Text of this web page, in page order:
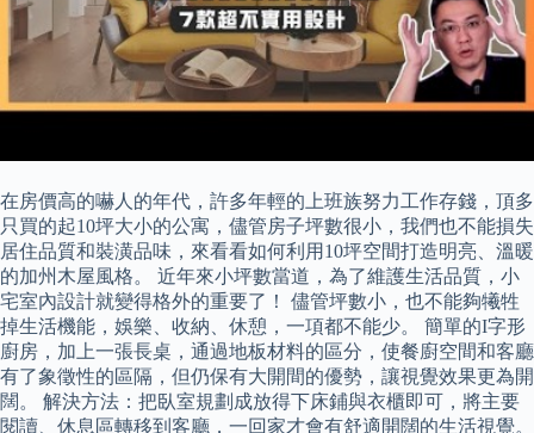
在房價高的嚇人的年代，許多年輕的上班族努力工作存錢，頂多
只買的起10坪大小的公寓，儘管房子坪數很小，我們也不能損失
居住品質和裝潢品味，來看看如何利用10坪空間打造明亮、溫暖
的加州木屋風格。 近年來小坪數當道，為了維護生活品質，小
宅室內設計就變得格外的重要了！ 儘管坪數小，也不能夠犧牲
掉生活機能，娛樂、收納、休憩，一項都不能少。 簡單的I字形
廚房，加上一張長桌，通過地板材料的區分，使餐廚空間和客廳
有了象徵性的區隔，但仍保有大開間的優勢，讓視覺效果更為開
闊。 解決方法：把臥室規劃成放得下床鋪與衣櫃即可，將主要
閱讀、休息區轉移到客廳，一回家才會有舒適開闊的生活視覺。